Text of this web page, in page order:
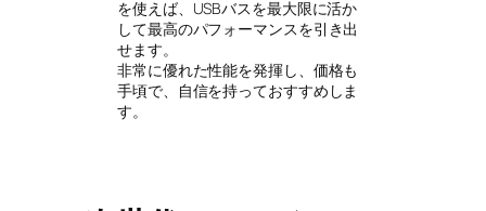
を使えば、USBバスを最大限に活か
して最高のパフォーマンスを引き出
せます。
非常に優れた性能を発揮し、価格も
手頃で、自信を持っておすすめしま
す。